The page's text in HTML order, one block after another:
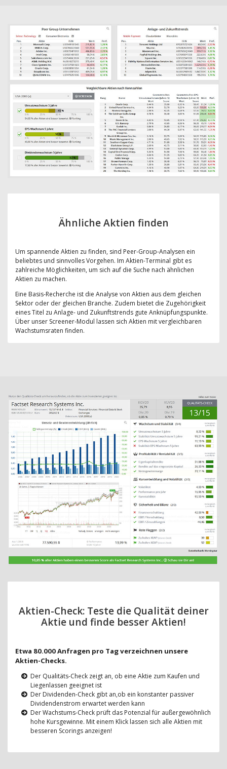
Ähnliche Aktien finden
Um spannende Aktien zu finden, sind Peer-Group-Analysen ein
beliebtes und sinnvolles Vorgehen. Im Aktien-Terminal gibt es
zahlreiche Möglichkeiten, um sich auf die Suche nach ähnlichen
Aktien zu machen.
Eine Basis-Recherche ist die Analyse von Aktien aus dem gleichen
Sektor oder der gleichen Branche. Zudem bietet die Zugehörigkeit
eines Titel zu Anlage- und Zukunftstrends gute Anknüpfungspunkte.
Über unser Screener-Modul lassen sich Aktien mit vergleichbaren
Wachstumsraten finden.
Aktien-Check: Teste die Qualität deiner
Aktie und finde besser Aktien!
Etwa 80.000 Anfragen pro Tag verzeichnen unsere
Aktien-Checks.
Der Qualitäts-Check zeigt an, ob eine Aktie zum Kaufen und
Liegenlassen geeignet ist
Der Dividenden-Check gibt an,ob ein konstanter passiver
Dividendenstrom erwartet werden kann
Der Wachstums-Check prüft das Potenzial für außergewöhnlich
hohe Kursgewinne. Mit einem Klick lassen sich alle Aktien mit
besseren Scorings anzeigen!